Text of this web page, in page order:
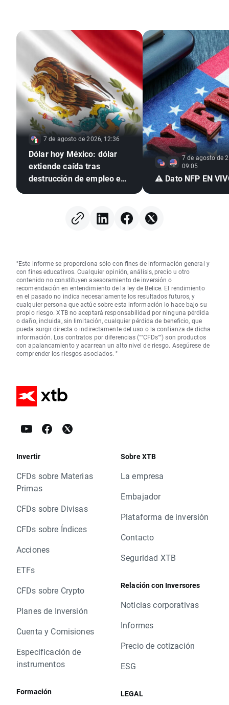
7 de agosto de 2026, 12:36
Dólar hoy México: dólar
extiende caída tras
destrucción de empleo en
7 de agosto de
09:05
⚠️ Dato NFP EN
"Este informe se proporciona sólo con fines de información general y
con fines educativos. Cualquier opinión, análisis, precio u otro
contenido no constituyen asesoramiento de inversión o
recomendación en entendimiento de la ley de Belice. El rendimiento
en el pasado no indica necesariamente los resultados futuros, y
cualquier persona que actúe sobre esta información lo hace bajo su
propio riesgo. XTB no aceptará responsabilidad por ninguna pérdida
o daño, incluida, sin limitación, cualquier pérdida de beneficio, que
pueda surgir directa o indirectamente del uso o la confianza de dicha
información. Los contratos por diferencias (""CFDs"") son productos
con apalancamiento y acarrean un alto nivel de riesgo. Asegúrese de
comprender los riesgos asociados. "
Invertir
CFDs sobre Materias
Primas
CFDs sobre Divisas
CFDs sobre Índices
Acciones
ETFs
CFDs sobre Crypto
Planes de Inversión
Cuenta y Comisiones
Especificación de
instrumentos
Formación
Sobre XTB
La empresa
Embajador
Plataforma de inversión
Contacto
Seguridad XTB
Relación con Inversores
Noticias corporativas
Informes
Precio de cotización
ESG
LEGAL